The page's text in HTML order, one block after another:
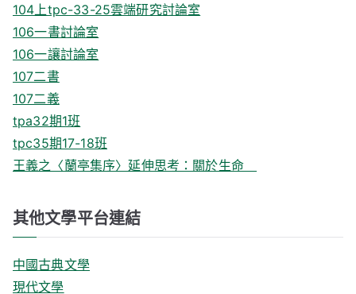
104上tpc-33-25雲端研究討論室
106一書討論室
106一讓討論室
107二書
107二義
tpa32期1班
tpc35期17-18班
王義之〈蘭亭集序〉延伸思考：關於生命
其他文學平台連結
中國古典文學
現代文學